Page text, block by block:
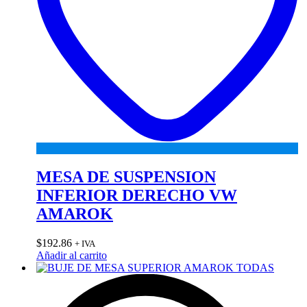
MESA DE SUSPENSION
INFERIOR DERECHO VW
AMAROK
$192.86 + IVA
Añadir al carrito